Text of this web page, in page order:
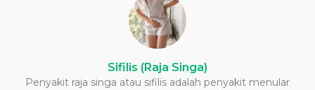
Sifilis (Raja Singa)
Penyakit raja singa atau sifilis adalah penyakit menular